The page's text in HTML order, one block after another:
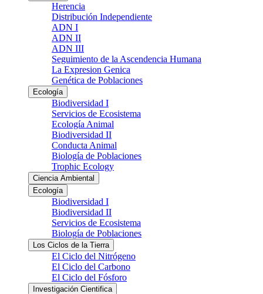
Herencia
Distribución Independiente
ADN I
ADN II
ADN III
Seguimiento de la Ascendencia Humana
La Expresion Genica
Genética de Poblaciones
Ecología
Biodiversidad I
Servicios de Ecosistema
Ecología Animal
Biodiversidad II
Conducta Animal
Biología de Poblaciones
Trophic Ecology
Ciencia Ambiental
Ecología
Biodiversidad I
Biodiversidad II
Servicios de Ecosistema
Biología de Poblaciones
Los Ciclos de la Tierra
El Ciclo del Nitrógeno
El Ciclo del Carbono
El Ciclo del Fósforo
Investigación Cientifica